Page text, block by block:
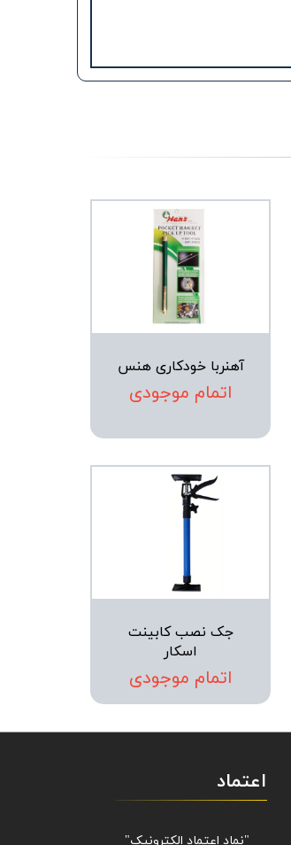
آهنربا خودکاری هنس
اتمام موجودی
جک نصب کابینت
اسکار
اتمام موجودی
اعتماد
"نماد اعتماد الکترونیک​​​​​​​"